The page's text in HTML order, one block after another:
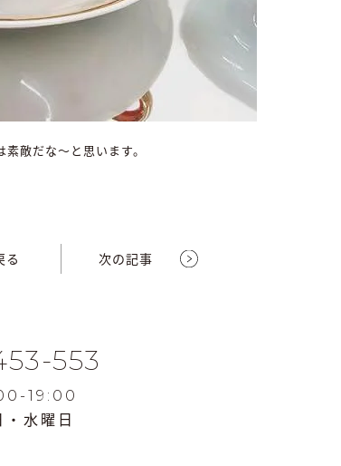
敵だな～と思います。
る 次の記事
553
19:00
水曜日